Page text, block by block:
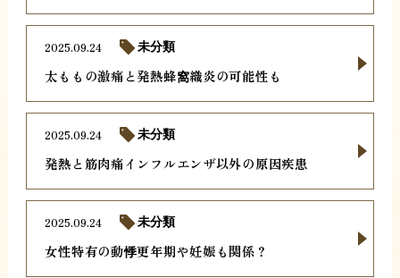
太ももの激痛と発熱蜂窩織炎の可能性も
2025.09.24 未分類
発熱と筋肉痛インフルエンザ以外の原因疾患
2025.09.24 未分類
女性特有の動悸更年期や妊娠も関係？
2025.09.24 未分類